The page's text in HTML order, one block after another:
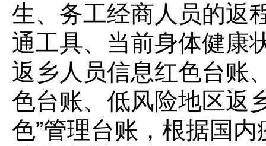
生、务工经商人员的返
通工具、当前身体健康
返乡人员信息红色台账
色台账、低风险地区返
色”管理台账，根据国